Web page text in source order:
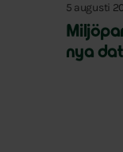
5 augusti
nya